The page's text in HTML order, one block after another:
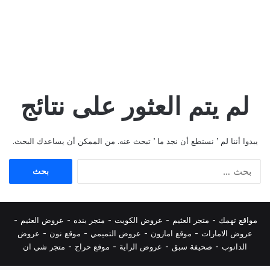
لم يتم العثور على نتائج
يبدوا أننا لم ’ نستطع أن نجد ما ’ تبحث عنه. من الممكن أن يساعدك البحث.
مواقع تهمك - متجر العثيم - عروض الكويت - متجر بنده - عروض العثيم -
عروض الامارات - موقع امازون - عروض التميمي - موقع نون - عروض
الدانوب - صحيفة سبق - عروض الراية - موقع حراج - متجر شي ان